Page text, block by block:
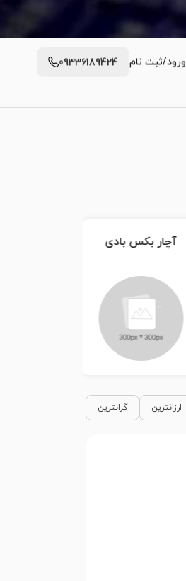
ورود/ثبت نام 09336189424
گریس پمپ بادی
ارزانترین گرانترین